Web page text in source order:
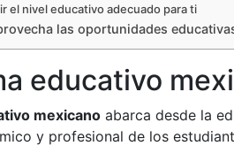
el nivel educativo adecuado para ti
las oportunidades
educativo
mexicano abarca desde la
y profesional de los